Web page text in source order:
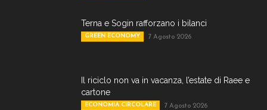
Terna e Sogin rafforzano i bilanci
GREEN ECONOMY 7 Agosto 2026
Il riciclo non va in vacanza, l’estate di Raee e
cartone
ECONOMIA CIRCOLARE 7 Agosto 2026